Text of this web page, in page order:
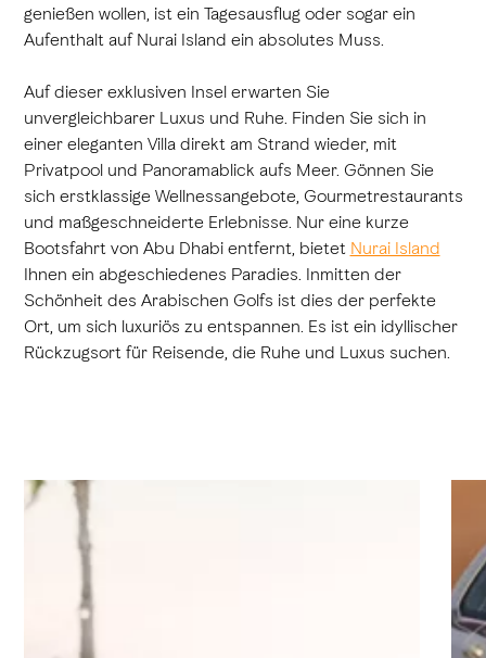
genießen wollen, ist ein Tagesausflug oder sogar ein
Aufenthalt auf Nurai Island ein absolutes Muss.
Auf dieser exklusiven Insel erwarten Sie
unvergleichbarer Luxus und Ruhe. Finden Sie sich in
einer eleganten Villa direkt am Strand wieder, mit
Privatpool und Panoramablick aufs Meer. Gönnen Sie
sich erstklassige Wellnessangebote, Gourmetrestaurants
und maßgeschneiderte Erlebnisse. Nur eine kurze
Bootsfahrt von Abu Dhabi entfernt, bietet Nurai Island
Ihnen ein abgeschiedenes Paradies. Inmitten der
Schönheit des Arabischen Golfs ist dies der perfekte
Ort, um sich luxuriös zu entspannen. Es ist ein idyllischer
Rückzugsort für Reisende, die Ruhe und Luxus suchen.